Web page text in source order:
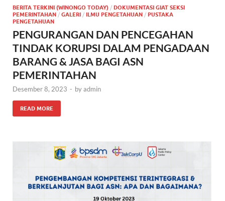
BERITA TERKINI (WINONGO TODAY) / DOKUMENTASI GIAT SEKSI
PEMERINTAHAN / GALERI / ILMU PENGETAHUAN / PUSTAKA
PENGETAHUAN
PENGURANGAN DAN PENCEGAHAN
TINDAK KORUPSI DALAM PENGADAAN
BARANG & JASA BAGI ASN
PEMERINTAHAN
Desember 8, 2023 - byadmin
READ MORE